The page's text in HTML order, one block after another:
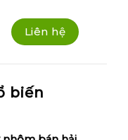
Liên hệ
biến